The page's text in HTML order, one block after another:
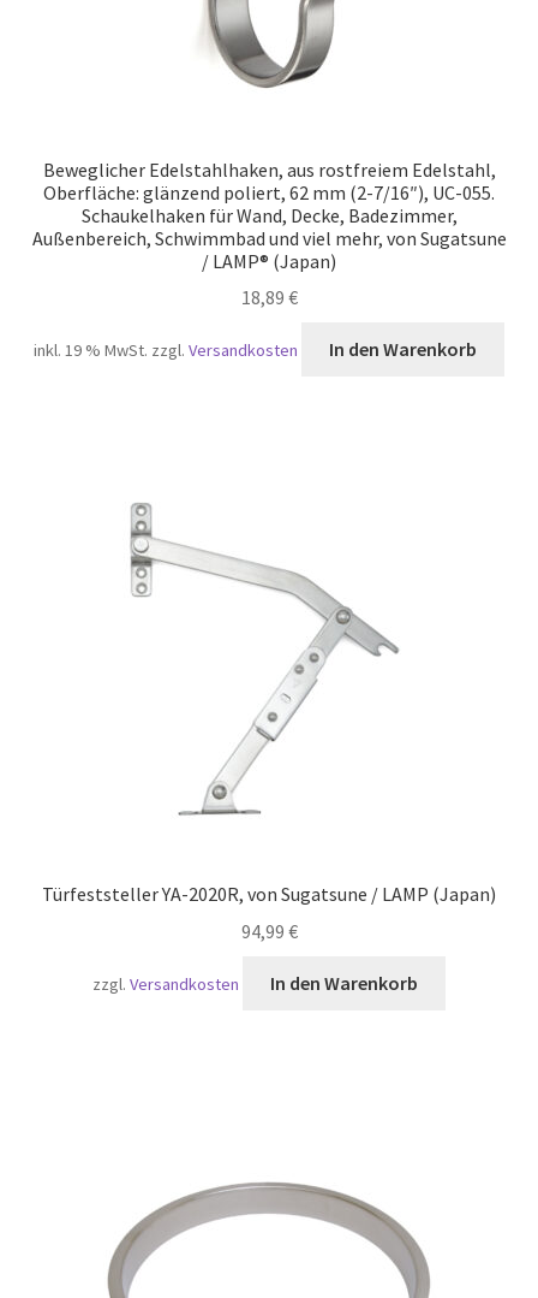
Beweglicher Edelstahlhaken, aus rostfreiem Edelstahl,
Oberfläche: glänzend poliert, 62 mm (2-7/16″), UC-055.
Schaukelhaken für Wand, Decke, Badezimmer,
Außenbereich, Schwimmbad und viel mehr, von Sugatsune
/ LAMP® (Japan)
18,89 €
inkl. 19 % MwSt. zzgl.Versandkosten In den Warenkorb
Türfeststeller YA-2020R, von Sugatsune / LAMP (Japan)
94,99 €
zzgl.Versandkosten In den Warenkorb